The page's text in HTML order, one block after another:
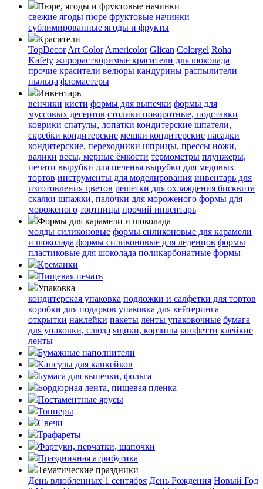
Пюре, ягоды и фруктовые начинки
свежие ягоды пюре фруктовые начинки
сублимированные ягоды и фрукты
Красители
TopDecor Art Color Americolor Glican Colorgel Roha
Kafety жирорастворимые красители для шоколада
прочие красители велюры кандурины распылители
пыльца фломастеры
Инвентарь
венчики кисти формы для выпечки формы для
муссовых десертов столики поворотные, подставки
коврики cпатулы, лопатки кондитерские шпатели,
скребки кондитерские мешки кондитерские насадки
кондитерские, переходники шприцы, прессы ножи,
валики весы, мерные ёмкости термометры плунжеры,
печати вырубки для печенья вырубки для медовых
тортов инструменты для моделирования инвентарь для
изготовления цветов решетки для охлаждения бисквита
скалки шпажки, палочки для мороженого формы для
мороженого тортницы прочий инвентарь
Формы для карамели и шоколада
молды силиконовые формы силиконовые для карамели
и шоколада формы силиконовые для леденцов формы
пластиковые для шоколада поликарбонатные формы
Креманки
Пищевая печать
Упаковка
кондитерская упаковка подложки и салфетки для тортов
коробки для подарков упаковка для кейтеринга
открытки наклейки пакеты ленты упаковочные бумага
для упаковки, слюда ящики, корзины конфетти клейкие
ленты
Бумажные наполнители
Капсулы для капкейков
Бумага для выпечки, фольга
Бордюрная лента, пищевая пленка
Постаментные ярусы
Топперы
Свечи
Трафареты
Фартуки, перчатки, шапочки
Праздничная атрибутика
Тематические праздники
День влюбленных 1 сентября День Рождения Новый Год